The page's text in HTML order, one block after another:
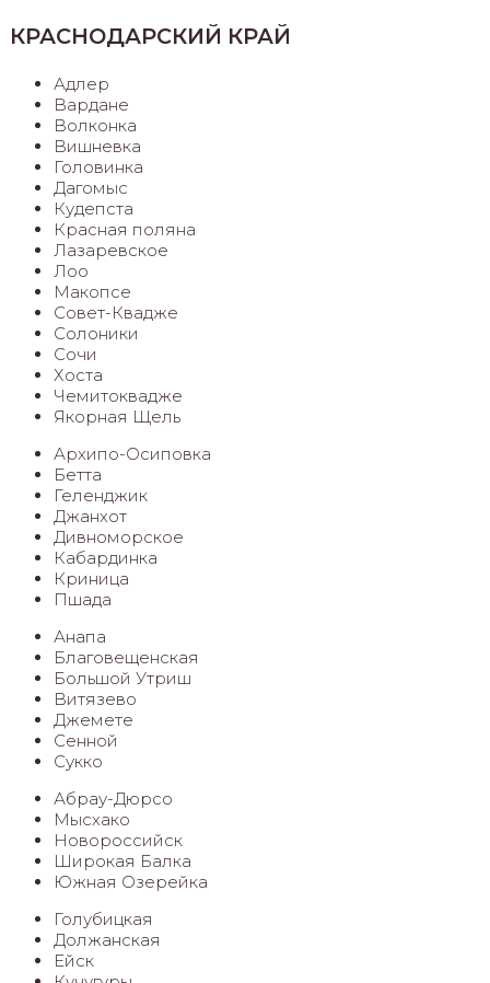
КРАСНОДАРСКИЙ КРАЙ
Адлер
Вардане
Волконка
Вишневка
Головинка
Дагомыс
Кудепста
Красная поляна
Лазаревское
Лоо
Макопсе
Совет-Квадже
Солоники
Сочи
Хоста
Чемитоквадже
Якорная Щель
Архипо-Осиповка
Бетта
Геленджик
Джанхот
Дивноморское
Кабардинка
Криница
Пшада
Анапа
Благовещенская
Большой Утриш
Витязево
Джемете
Сенной
Сукко
Абрау-Дюрсо
Мысхако
Новороссийск
Широкая Балка
Южная Озерейка
Голубицкая
Должанская
Ейск